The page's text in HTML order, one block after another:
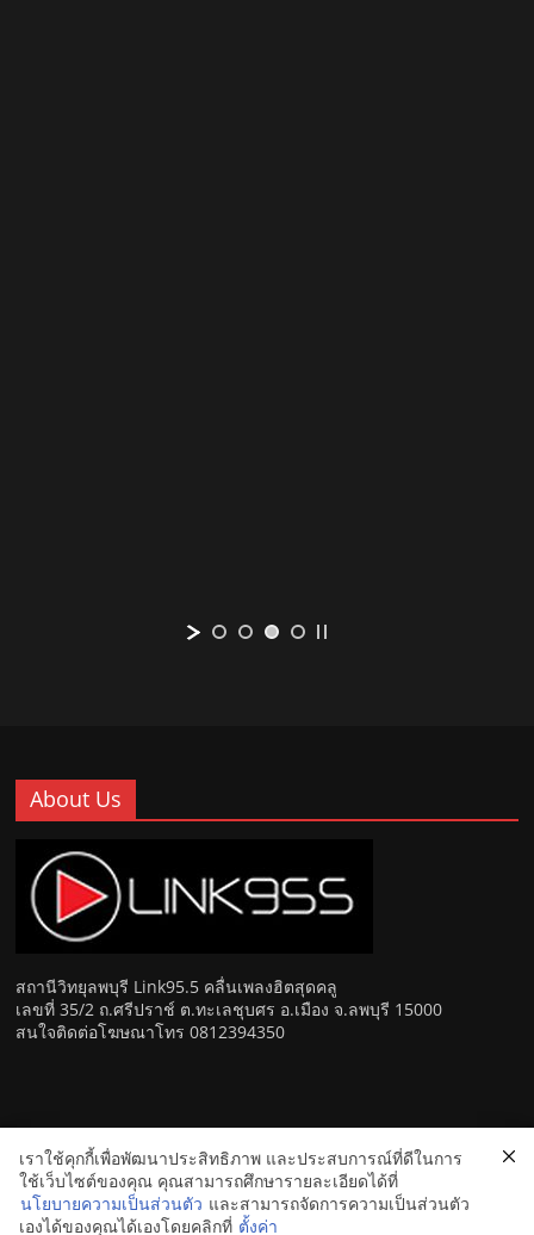
About Us
สถานีวิทยุลพบุรี Link95.5 คลื่นเพลงฮิตสุดคลู
เลขที่ 35/2 ถ.ศรีปราช์ ต.ทะเลชุบศร อ.เมือง จ.ลพบุรี 15000
สนใจติดต่อโฆษณาโทร 0812394350
Copyright © 2026Link 95.5 คลื่นเพลงฮิตสุดคูล สถานีวิทยุ FM
ลพบุรี . All rights reserved.
เราใช้คุกกี้เพื่อพัฒนาประสิทธิภาพ และประสบการณ์ที่ดีในการ
ใช้เว็บไซต์ของคุณ คุณสามารถศึกษารายละเอียดได้ที่
นโยบายความเป็นส่วนตัว และสามารถจัดการความเป็นส่วนตัว
เองได้ของคุณได้เองโดยคลิกที่ ตั้งค่า